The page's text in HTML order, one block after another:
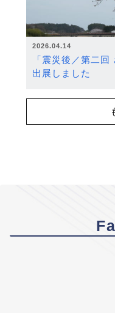
2026.04.14
「震災後／第二
出展しました